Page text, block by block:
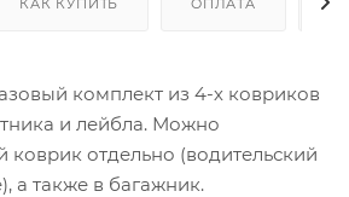
КАК КУПИТЬ ОПЛАТА
комплект из 4-х ковриков
и лейбла. Можно
отдельно (водительский
а также в багажник.